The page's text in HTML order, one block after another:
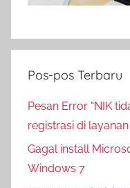
Pos-pos Terbaru
Pesan Error “NIK
registrasi di
Gagal install
Windows 7